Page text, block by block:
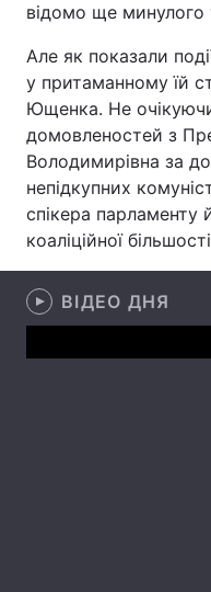
Спорт
Техно і зв'язок
Зброя
Здоров'я
Цікавинки
Екологія
відомо ще минулого
Але як показали
у притаманному їй
Ющенка. Не
домовленостей з
Володимирівна за
непідкупних
спікера парламенту
коаліційної
ВІДЕО ДНЯ